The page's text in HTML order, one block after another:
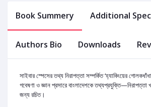
Book Summery Additional
Authors Bio Downloads
সাইবার স্পেসের তথ্য নিরাপত্তা সম্পর্কিত ‘হ্যাকিংয়ের
গবেষণা ও জ্ঞান প্রসারে বাংলাদেশকে তথ্যপ্রযুক্তি—নিরাপত্তা
জন্য রচিত।